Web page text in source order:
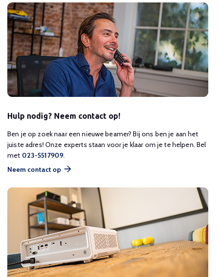
Hulp nodig? Neem contact op!
Ben je op zoek naar een nieuwe beamer? Bij ons ben je aan het
juiste adres! Onze experts staan voor je klaar om je te helpen. Bel
met 023-5517909.
Neem contact op